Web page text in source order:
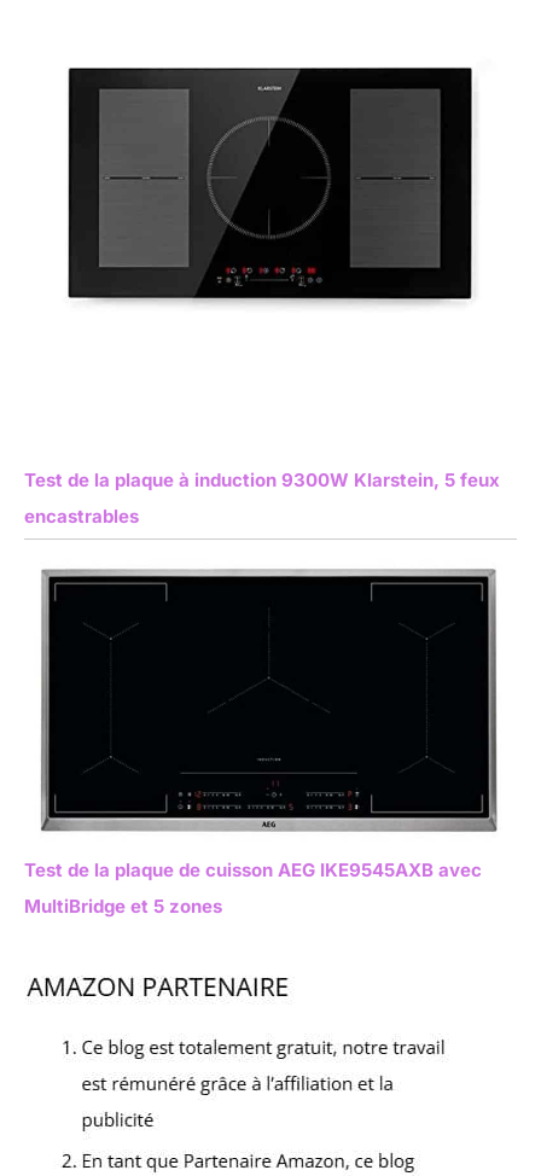
Test de la plaque à induction 9300W Klarstein, 5 feux
encastrables
Test de la plaque de cuisson AEG IKE9545AXB avec
MultiBridge et 5 zones